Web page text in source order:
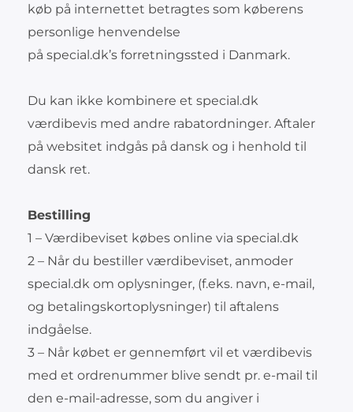
køb på internettet betragtes som køberens
personlige henvendelse
på special.dk’s forretningssted i Danmark.
Du kan ikke kombinere et special.dk
værdibevis med andre rabatordninger. Aftaler
på websitet indgås på dansk og i henhold til
dansk ret.
Bestilling
1 – Værdibeviset købes online via special.dk
2 – Når du bestiller værdibeviset, anmoder
special.dk om oplysninger, (f.eks. navn, e-mail,
og betalingskortoplysninger) til aftalens
indgåelse.
3 – Når købet er gennemført vil et værdibevis
med et ordrenummer blive sendt pr. e-mail til
den e-mail-adresse, som du angiver i